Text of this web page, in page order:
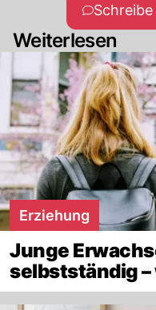
Weiterlesen
Erziehung
Junge
selbstständig –